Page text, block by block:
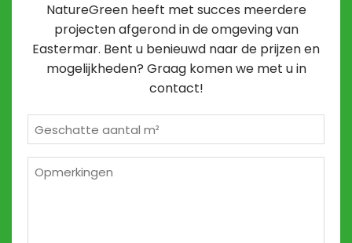
NatureGreen heeft met succes meerdere
projecten afgerond in de omgeving van
Eastermar. Bent u benieuwd naar de prijzen en
mogelijkheden? Graag komen we met u in
contact!
m²